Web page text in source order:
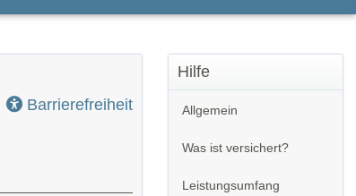
Barrierefreiheit
Hilfe
Allgemein
Was ist versichert?
Leistungsumfang